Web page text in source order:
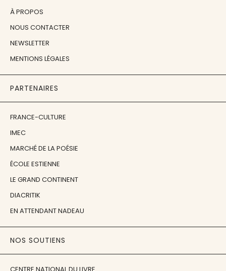
À PROPOS
NOUS CONTACTER
NEWSLETTER
MENTIONS LÉGALES
PARTENAIRES
FRANCE-CULTURE
IMEC
MARCHÉ DE LA POÉSIE
ÉCOLE ESTIENNE
LE GRAND CONTINENT
DIACRITIK
EN ATTENDANT NADEAU
NOS SOUTIENS